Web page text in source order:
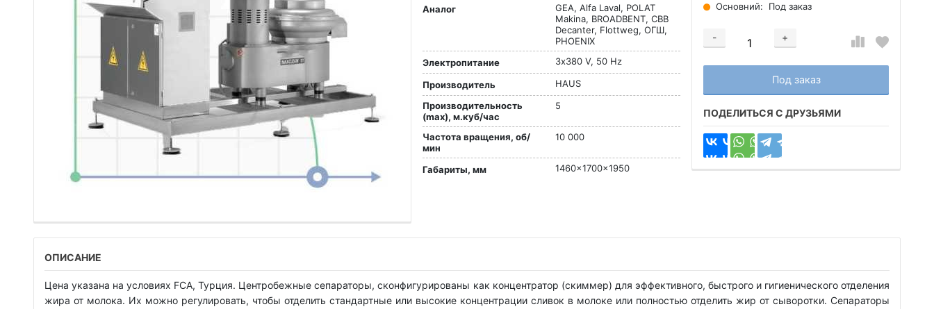
Основний: Под заказ
-
+
Добавляется...
Под заказ
Добавлен
ПОДЕЛИТЬСЯ С ДРУЗЬЯМИ
Аналог
GEA, Alfa Laval, POLAT
Makina, BROADBENT, CBB
Decanter, Flottweg, ОГШ,
PHOENIX
Электропитание
3х380 V, 50 Hz
Производитель
HAUS
Производительность
(max), м.куб/час
5
Частота вращения, об/
мин
10 000
Габариты, мм 1460x1700x1950
ОПИСАНИЕ
Цена указана на условиях FCA, Турция. Центробежные сепараторы, сконфигурированы как концентратор (скиммер) для эффективного, быстрого и гигиенического отделения
жира от молока. Их можно регулировать, чтобы отделить стандартные или высокие концентрации сливок в молоке или полностью отделить жир от сыворотки. Сепараторы